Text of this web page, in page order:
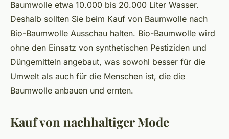
Baumwolle etwa 10.000 bis 20.000 Liter Wasser.
Deshalb sollten Sie beim Kauf von Baumwolle nach
Bio-Baumwolle Ausschau halten. Bio-Baumwolle wird
ohne den Einsatz von synthetischen Pestiziden und
Düngemitteln angebaut, was sowohl besser für die
Umwelt als auch für die Menschen ist, die die
Baumwolle anbauen und ernten.
Kauf von nachhaltiger Mode